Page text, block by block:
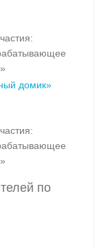
домик»
по